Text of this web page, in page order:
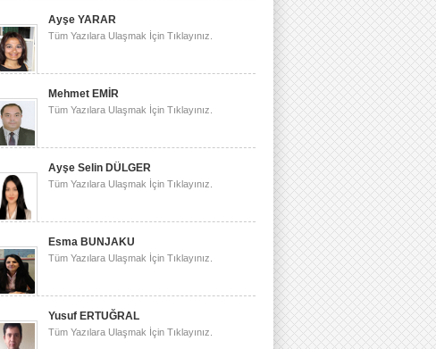
Ayşe YARAR
Tüm Yazılara Ulaşmak İçin Tıklayınız.
Mehmet EMİR
Tüm Yazılara Ulaşmak İçin Tıklayınız.
Ayşe Selin DÜLGER
Tüm Yazılara Ulaşmak İçin Tıklayınız.
Esma BUNJAKU
Tüm Yazılara Ulaşmak İçin Tıklayınız.
Yusuf ERTUĞRAL
Tüm Yazılara Ulaşmak İçin Tıklayınız.